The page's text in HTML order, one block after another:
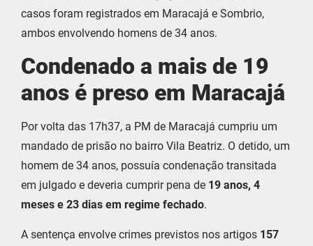
casos foram registrados em Maracajá e Sombrio,
ambos envolvendo homens de 34 anos.
Condenado a mais de 19
anos é preso em Maracajá
Por volta das 17h37, a PM de Maracajá cumpriu um
mandado de prisão no bairro Vila Beatriz. O detido, um
homem de 34 anos, possuía condenação transitada
em julgado e deveria cumprir pena de 19 anos, 4
meses e 23 dias em regime fechado.
A sentença envolve crimes previstos nos artigos 157